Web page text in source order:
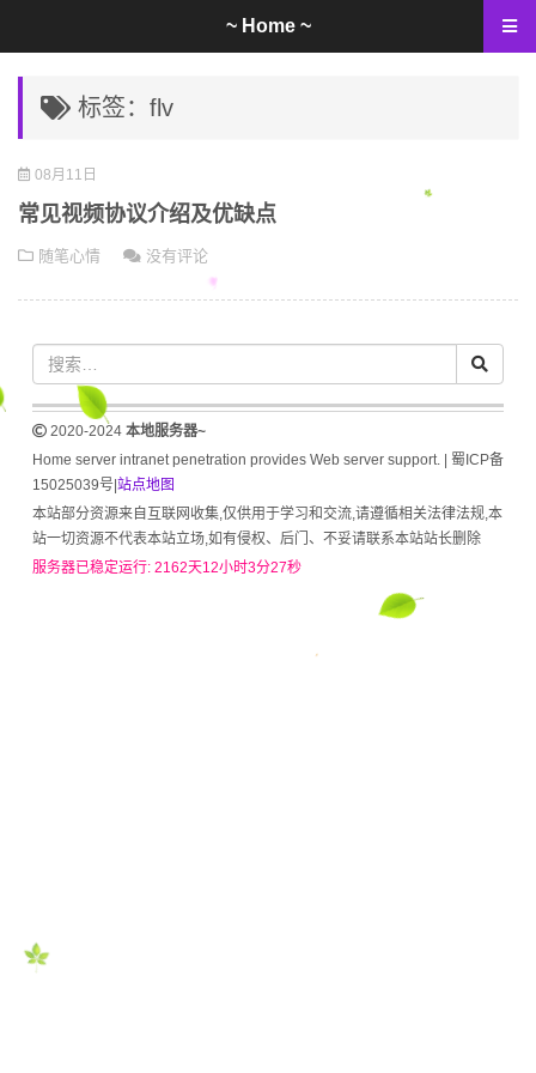
标签：flv
08月11日
常见视频协议介绍及优缺点
随笔心情 没有评论
2020-2024 本地服务器~
Home server intranet penetration provides Web server support. | 蜀ICP备
15025039号| 站点地图
本站部分资源来自互联网收集,仅供用于学习和交流,请遵循相关法律法规,本
站一切资源不代表本站立场,如有侵权、后门、不妥请联系本站站长删除
服务器已稳定运行: 2162天12小时3分27秒
~ Home ~